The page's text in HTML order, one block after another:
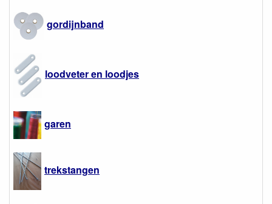
gordijnband
loodveter en loodjes
garen
trekstangen